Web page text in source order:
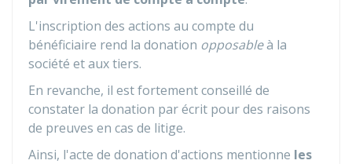
L'inscription des actions au compte du
bénéficiaire rend la donation opposableà la
société et aux tiers.
En revanche, il est fortement conseillé de
constater la donation par écrit pour des raisons
de preuves en cas de litige.
Ainsi, l'acte de donation d'actions mentionne les